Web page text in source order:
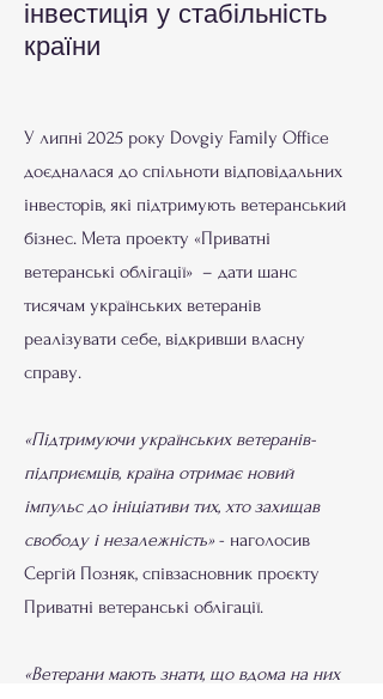
інвестиція у стабільність
країни
У липні 2025 року Dovgiy Family Office
доєдналася до спільноти відповідальних
інвесторів, які підтримують ветеранський
бізнес. Мета проекту «Приватні
ветеранські облігації» – дати шанс
тисячам українських ветеранів
реалізувати себе, відкривши власну
справу.
​«Підтримуючи українських ветеранів-
підприємців, країна отримає новий
імпульс до ініціативи тих, хто захищав
свободу і незалежність» - наголосив
Сергій Позняк, співзасновник проєкту
Приватні ветеранські облігації.
«Ветерани мають знати, що вдома на них